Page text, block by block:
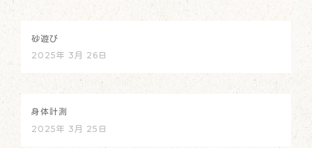
砂遊び
2025年 3月 26日
身体計測
2025年 3月 25日